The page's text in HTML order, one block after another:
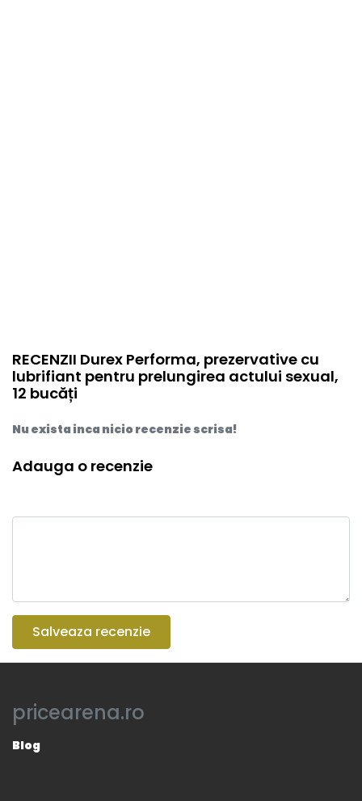
RECENZII Durex Performa, prezervative cu
lubrifiant pentru prelungirea actului sexual,
12 bucăți
Nu exista inca nicio recenzie scrisa!
Adauga o recenzie
Salveaza recenzie
pricearena.ro
Blog